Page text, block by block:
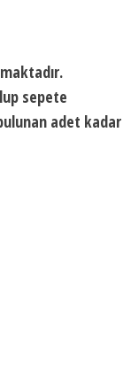
sepete
adet kadar